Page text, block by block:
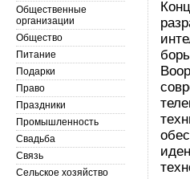
Общественные
организации
Общество
Питание
Подарки
Право
Праздники
Промышленность
Свадьба
Связь
Сельское хозяйство